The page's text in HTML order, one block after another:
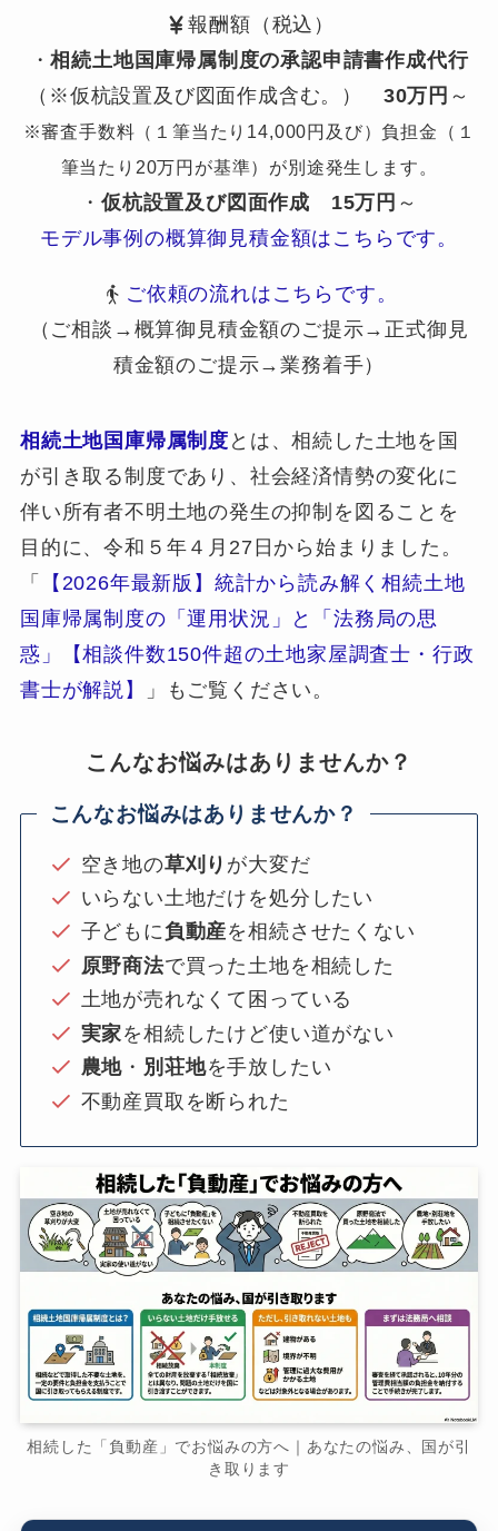
報酬額（税込）
・相続土地国庫帰属制度の承認申請書作成代行
（※仮杭設置及び図面作成含む。） 30万円 ～
※審査手数料（１筆当たり14,000円及び）負担金（１
筆当たり20万円が基準）が別途発生します。
・ 仮杭設置及び図面作成 15万円 ～
モデル事例の概算御見積金額はこちらです。
ご依頼の流れはこちらです。
（ご相談→概算御見積金額のご提示→正式御見
積金額のご提示→業務着手）
相続土地国庫帰属制度 とは、相続した土地を国
が引き取る制度であり、社会経済情勢の変化に
伴い所有者不明土地の発生の抑制を図ることを
目的に、令和５年４月27日から始まりました。
「
【2026年最新版】統計から読み解く相続土地
国庫帰属制度の「運用状況」と「法務局の思
惑」【相談件数150件超の土地家屋調査士・行政
書士が解説】
」もご覧ください。
こんなお悩みはありませんか？
こんなお悩みはありませんか？
空き地の草刈り が大変だ
いらない土地だけを処分したい
子どもに負動産を相続させたくない
原野商法で買った土地を相続した
土地が売れなくて困っている
実家を相続したけど使い道がない
農地 ・ 別荘地を手放したい
不動産買取を断られた
相続した「負動産」でお悩みの方へ｜あなたの悩み、国が引
き取ります